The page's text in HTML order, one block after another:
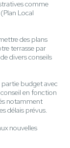
comme
Local
des plans
terrasse par
divers conseils
budget avec
en fonction
notamment
délais prévus.
nouvelles